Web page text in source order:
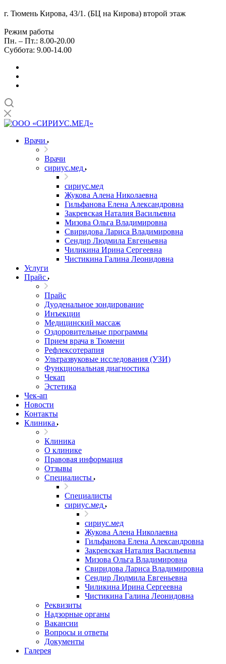
г. Тюмень Кирова, 43/1. (БЦ на Кирова) второй этаж
Режим работы
Пн. – Пт.: 8.00-20.00
Суббота: 9.00-14.00
Врачи
Врачи
сириус.мед
сириус.мед
Жукова Алена Николаевна
Гильфанова Елена Александровна
Закревская Наталия Васильевна
Мизова Ольга Владимировна
Свиридова Лариса Владимировна
Сендир Людмила Евгеньевна
Чиликина Ирина Сергеевна
Чистикина Галина Леонидовна
Услуги
Прайс
Прайс
Дуоденальное зондирование
Инъекции
Медицинский массаж
Оздоровительные программы
Прием врача в Тюмени
Рефлексотерапия
Ультразвуковые исследования (УЗИ)
Функциональная диагностика
Чекап
Эстетика
Чек-ап
Новости
Контакты
Клиника
Клиника
О клинике
Правовая информация
Отзывы
Специалисты
Специалисты
сириус.мед
сириус.мед
Жукова Алена Николаевна
Гильфанова Елена Александровна
Закревская Наталия Васильевна
Мизова Ольга Владимировна
Свиридова Лариса Владимировна
Сендир Людмила Евгеньевна
Чиликина Ирина Сергеевна
Чистикина Галина Леонидовна
Реквизиты
Надзорные органы
Вакансии
Вопросы и ответы
Документы
Галерея